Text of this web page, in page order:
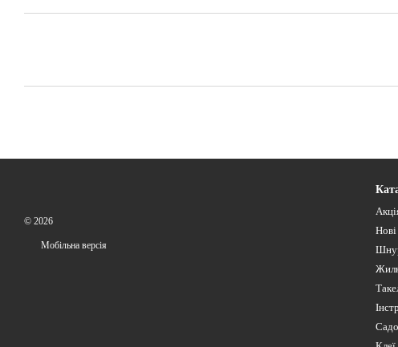
© 2026
Мобільна версія